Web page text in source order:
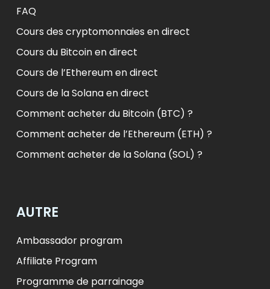
FAQ
Cours des cryptomonnaies en direct
Cours du Bitcoin en direct
Cours de l’Ethereum en direct
Cours de la Solana en direct
Comment acheter du Bitcoin (BTC) ?
Comment acheter de l’Ethereum (ETH) ?
Comment acheter de la Solana (SOL) ?
AUTRE
Ambassador program
Affiliate Program
Programme de parrainage